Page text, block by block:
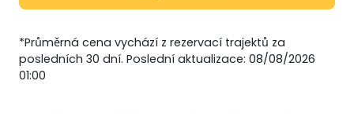
*Průměrná cena vychází z rezervací trajektů za
posledních 30 dní. Poslední aktualizace: 08/08/2026
01:00